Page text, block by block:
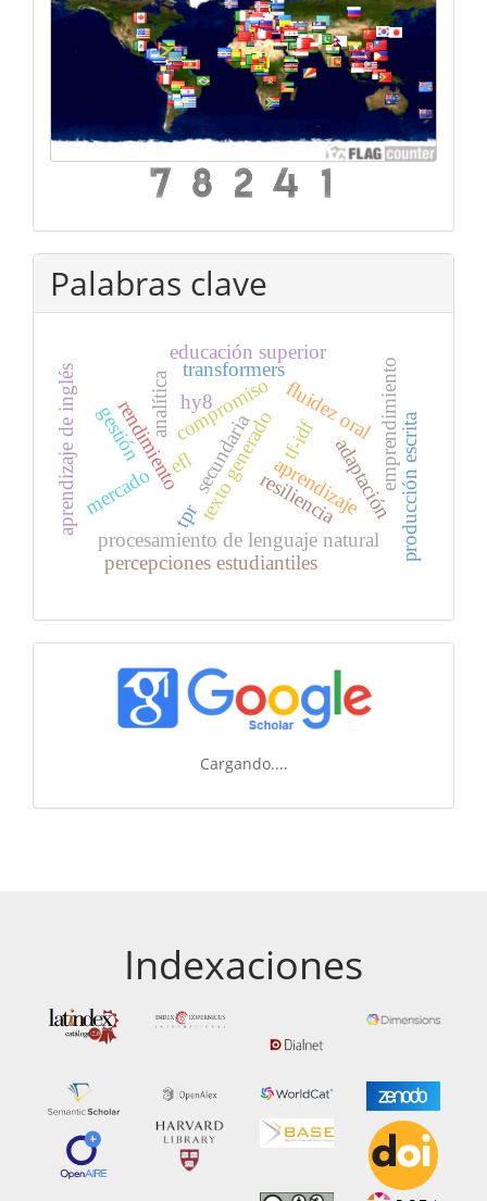
Palabras clave
analítica
rendimientosecundaria aprendizaje
compromiso
texto generadotf-idf
transformers
procesamiento de lenguaje natural
tpr
fluidez oral
efl
aprendizaje de inglés
percepciones estudiantiles
educación superior
resilienciaadaptación
emprendimiento
mercado
gestión producción escrita
hy8
Cargando....
Indexaciones